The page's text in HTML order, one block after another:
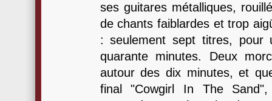
ses guitares métalliques,
de chants faiblardes et trop
: seulement sept titres, pour
quarante minutes. Deux
autour des dix minutes, et
final "Cowgirl In The